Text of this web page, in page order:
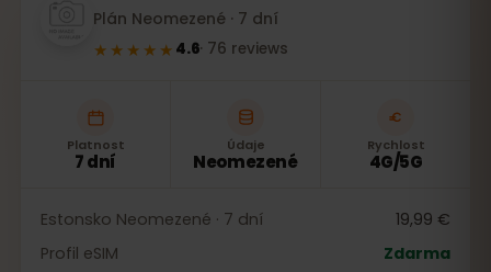
Plán Neomezené · 7 dní
★★★★★ 4.6· 76 reviews
Platnost
7 dní
Údaje
Neomezené
Rychlost
4G/5G
Estonsko Neomezené · 7 dní
19,99 €
Profil eSIM
Zdarma